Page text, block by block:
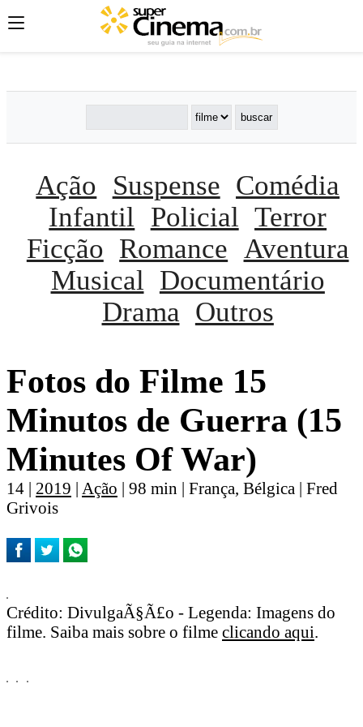
';';
Ação Suspense Comédia
Infantil
Policial Terror
Ficção Romance Aventura
Musical
Documentário
Drama Outros
Fotos do Filme 15
Minutos de Guerra (15
Minutes Of War)
14 | 2019 | Ação | 98 min | França, Bélgica | Fred
Grivois
Crédito: DivulgaÃ§Ã£o - Legenda: Imagens do
filme. Saiba mais sobre o filme clicando aqui.